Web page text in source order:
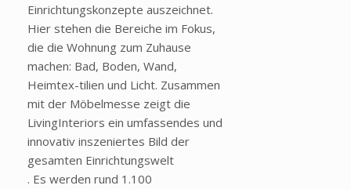
Einrichtungskonzepte auszeichnet.
Hier stehen die Bereiche im Fokus,
die die Wohnung zum Zuhause
machen: Bad, Boden, Wand,
Heimtex-tilien und Licht. Zusammen
mit der Möbelmesse zeigt die
LivingInteriors ein umfassendes und
innovativ inszeniertes Bild der
gesamten Einrichtungswelt
. Es werden rund 1.100